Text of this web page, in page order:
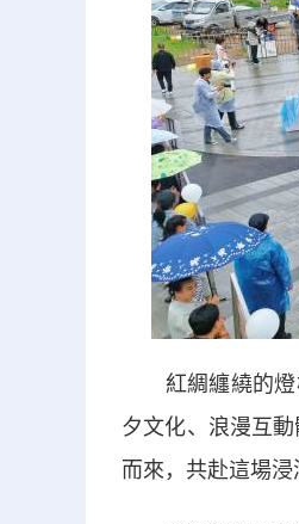
紅綢纏繞的燈柱
夕文化、浪漫互
而來，共赴這場